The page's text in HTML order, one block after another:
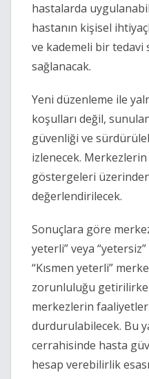
hastalarda
hastanın kişisel
ve kademeli bir
sağlanacak.
Yeni düzenleme ile
koşulları değil,
güvenliği ve
izlenecek.
göstergeleri
değerlendirilecek.
Sonuçlara göre
yeterli” veya “yetersiz”
“Kısmen yeterli”
zorunluluğu
merkezlerin
durdurulabilecek. Bu
cerrahisinde hasta
hesap verebilirlik